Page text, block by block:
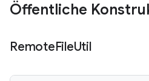
Öffentliche
RemoteFileUtil